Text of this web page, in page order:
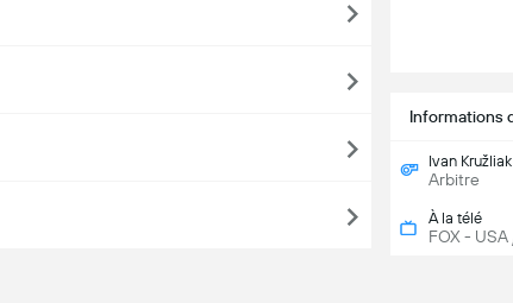
Informations
Ivan Kružliak
Arbitre
À la télé
FOX -